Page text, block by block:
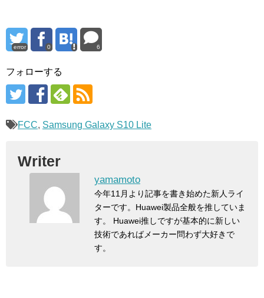
error 0 6
フォローする
FCC, Samsung Galaxy S10 Lite
Writer
yamamoto
今年11月より記事を書き始めた新人ライ
ターです。Huawei製品全般を推していま
す。 Huawei推しですが基本的に新しい
技術であればメーカー問わず大好きで
す。